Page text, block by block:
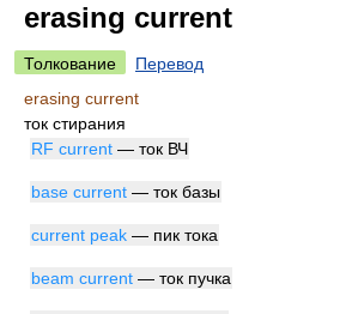
erasing current
Толкование
Перевод
erasing current
ток стирания
RF current — ток ВЧ
base current — ток базы
current peak — пик тока
beam current — ток пучка